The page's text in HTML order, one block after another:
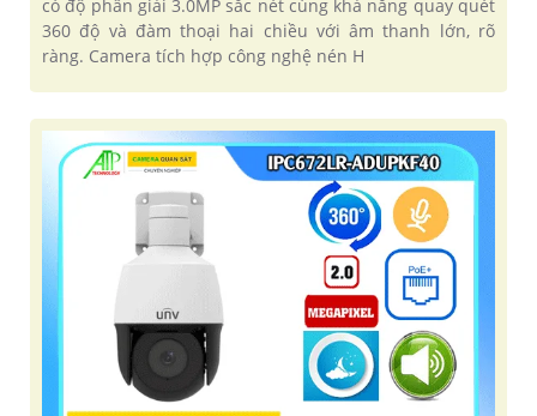
có độ phân giải 3.0MP sắc nét cùng khả năng quay quét
360 độ và đàm thoại hai chiều với âm thanh lớn, rõ
ràng. Camera tích hợp công nghệ nén H